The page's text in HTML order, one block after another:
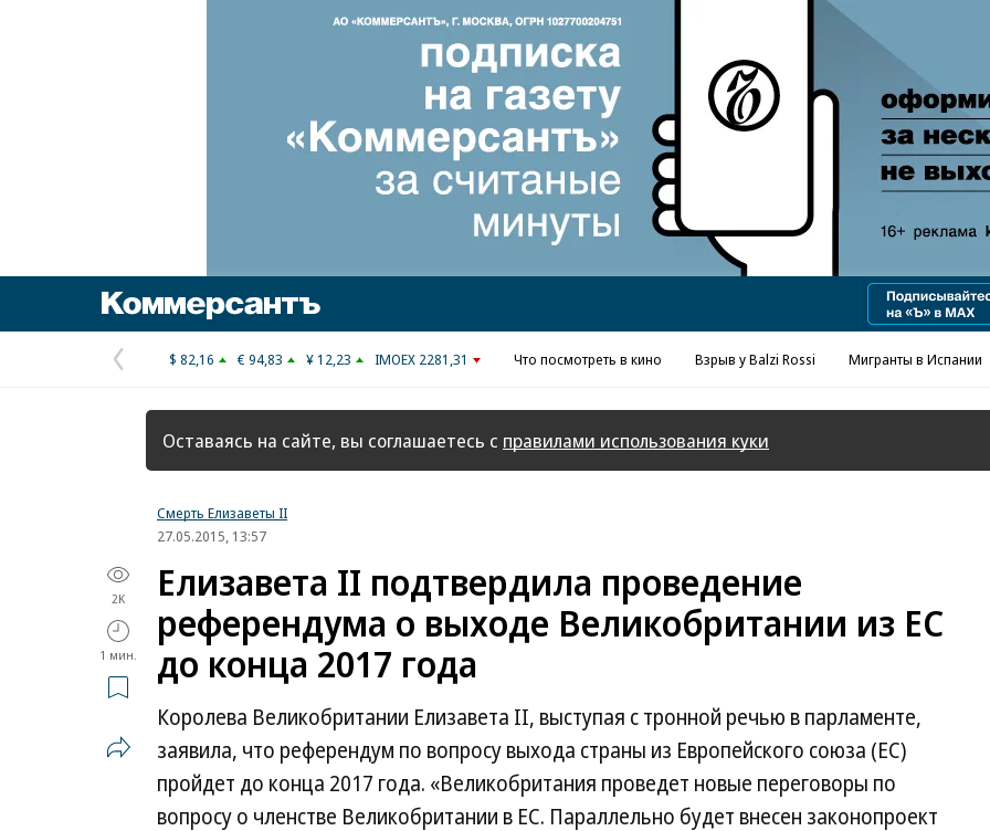
Реклама в «Ъ» www.kommersant.ru/ad
Предыдущая
страница
$ 82,16 € 94,83 ¥ 12,23 IMOEX 2281,31 Что посмотреть в кино Взрыв у Balzi Rossi Мигранты в Испании
Оставаясь на сайте, вы соглашаетесь с правилами использования куки
Смерть Елизаветы II
27.05.2015, 13:57
2K
1 мин.
Елизавета II подтвердила проведение
референдума о выходе Великобритании из ЕС
до конца 2017 года
Королева Великобритании Елизавета II, выступая с тронной речью в парламенте,
заявила, что референдум по вопросу выхода страны из Европейского союза (ЕС)
пройдет до конца 2017 года. «Великобритания проведет новые переговоры по
вопросу о членстве Великобритании в ЕС. Параллельно будет внесен законопроект